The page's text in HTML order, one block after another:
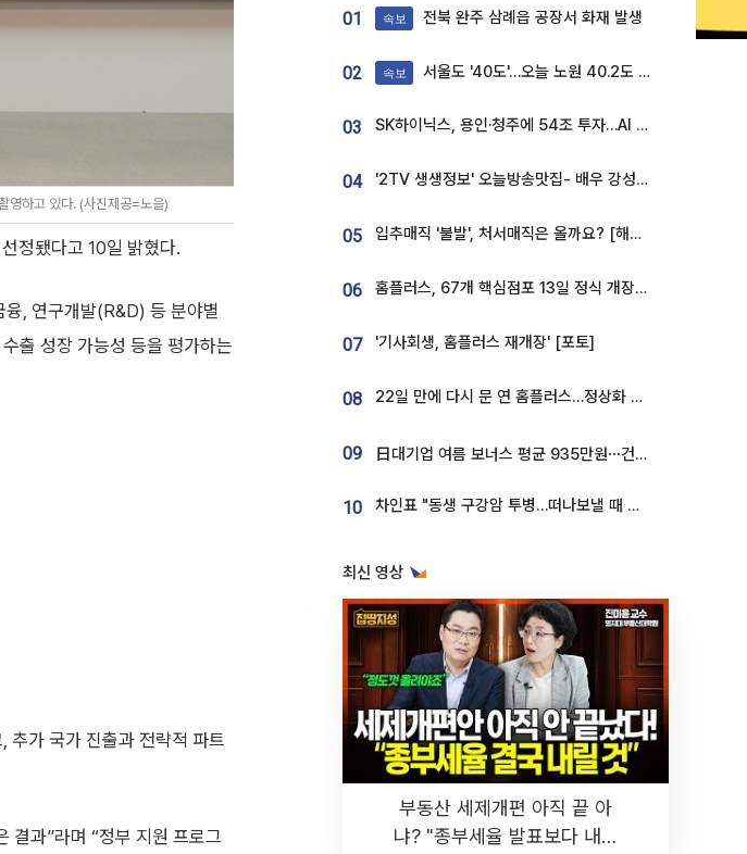
영하고 있다. (사진제공=노을)
정됐다고 10일 밝혔다.
, 연구개발(R&D) 등 분야별
출 성장 가능성 등을 평가하는
추가 국가 진출과 전략적 파트
결과”라며 “정부 지원 프로그
01 속보 전북 완주 삼례읍 공장서 화재 발생
02 속보 서울도 '40도'…오늘 노원 40.2도 기록
03 SK하이닉스, 용인·청주에 54조 투자…AI 메모리 생산기지 키운다
04 '2TV 생생정보' 오늘방송맛집- 배우 강성진 단골! 쌀국수ㆍ푸팟퐁 커리 맛집 '블○○○'
05 입추매직 '불발', 처서매직은 올까요? [해시태그]
06 홈플러스, 67개 핵심점포 13일 정식 개장…영업 재개 속도
07 '기사회생, 홈플러스 재개장' [포토]
08 22일 만에 다시 문 연 홈플러스…정상화 바쁜데 재고 없어 ‘발동동’[가보니]
09 日대기업 여름 보너스 평균 935만원⋯건설회사 1800만 넘어
10 차인표 "동생 구강암 투병…떠나보낼 때 가장 힘들었다”
최신 영상
부동산 세제개편 아직 끝 아
냐? "종부세율 발표보다 내릴